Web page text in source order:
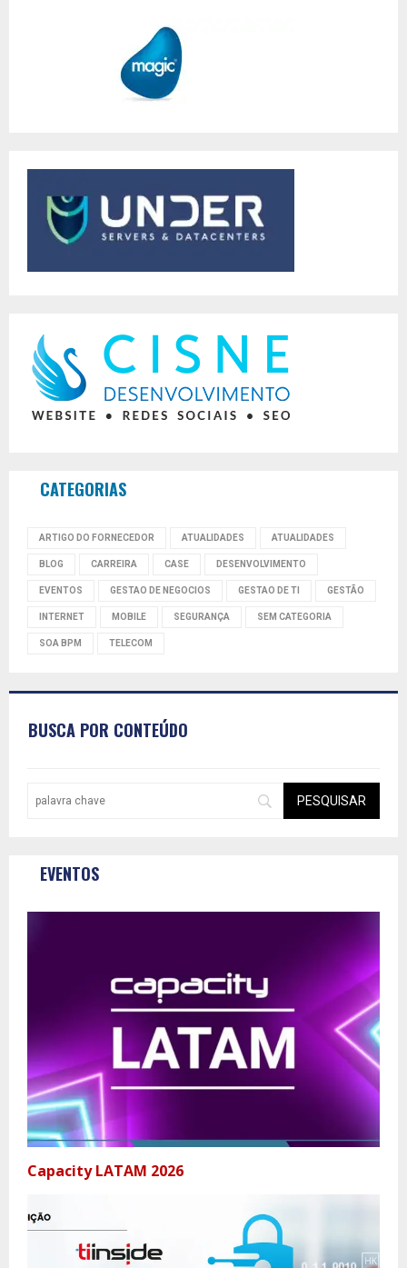
CATEGORIAS
ARTIGO DO FORNECEDOR ATUALIDADES ATUALIDADES
BLOG CARREIRA CASE DESENVOLVIMENTO
EVENTOS GESTAO DE NEGOCIOS GESTAO DE TI GESTÃO
INTERNET MOBILE SEGURANÇA SEM CATEGORIA
SOA BPM TELECOM
BUSCA POR CONTEÚDO
EVENTOS
Capacity LATAM 2026